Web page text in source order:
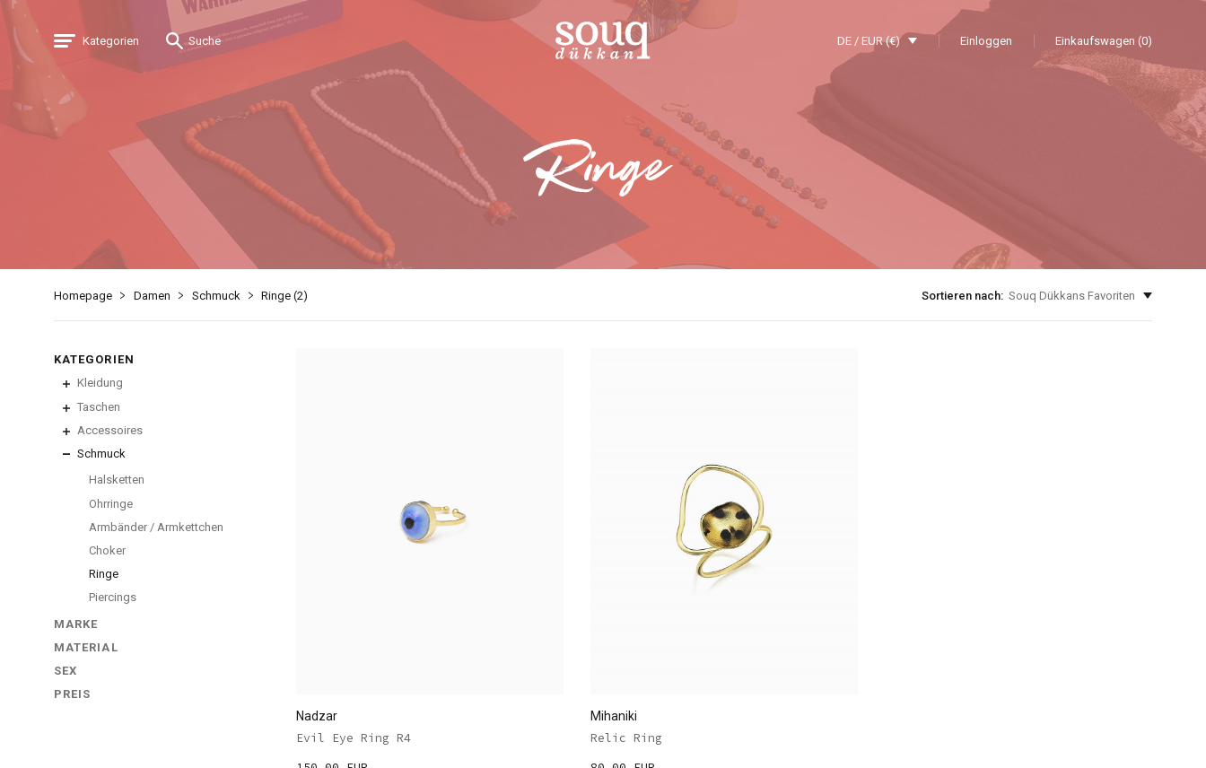
Kategorien Suche DE / EUR (€) Einloggen Einkaufswagen (0)
Ringe
Homepage Damen Schmuck Ringe (2) Sortieren nach: Souq Dükkans Favoriten
KATEGORIEN
Kleidung
Taschen
Accessoires
Schmuck
Halsketten
Ohrringe
Armbänder / Armkettchen
Choker
Ringe
Piercings
MARKE
MATERIAL
SEX
PREIS
Nadzar
Evil Eye Ring R4
Mihaniki
Relic Ring